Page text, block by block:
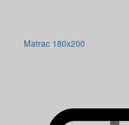
Matrac 180x200